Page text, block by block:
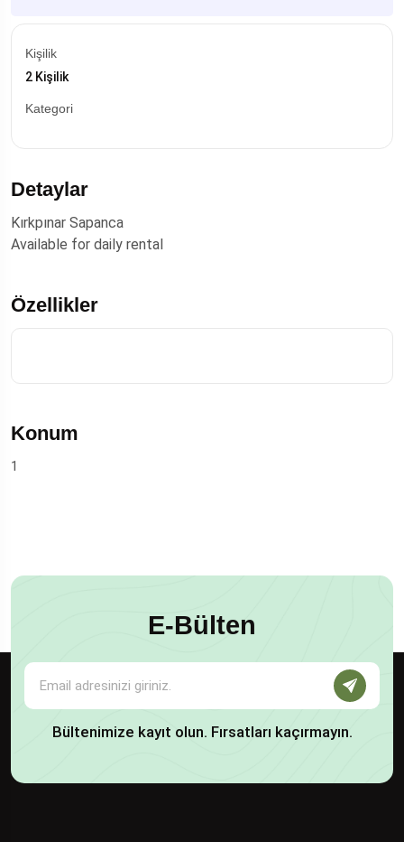
Kişilik
2 Kişilik
Kategori
Detaylar
Kırkpınar Sapanca
Available for daily rental
Özellikler
Konum
1
E-Bülten
Bültenimize kayıt olun. Fırsatları kaçırmayın.